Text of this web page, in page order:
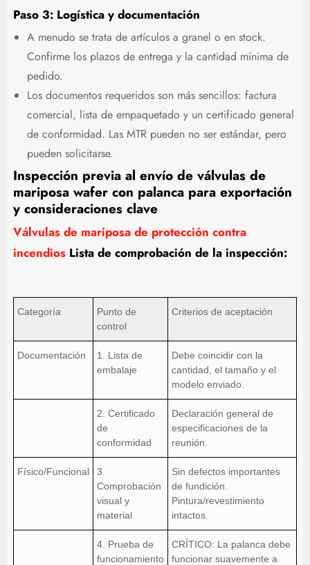
Paso 3: Logística y documentación
A menudo se trata de artículos a granel o en stock.
Confirme los plazos de entrega y la cantidad mínima de
pedido.
Los documentos requeridos son más sencillos: factura
comercial, lista de empaquetado y un certificado general
de conformidad. Las MTR pueden no ser estándar, pero
pueden solicitarse.
Inspección previa al envío de válvulas de
mariposa wafer con palanca para exportación
y consideraciones clave
Válvulas de mariposa de protección contra
incendiosLista de comprobación de la inspección:
Categoría
Punto de
control
Criterios de aceptación
Documentación
1. Lista de
embalaje
Debe coincidir con la
cantidad, el tamaño y el
modelo enviado.
2. Certificado
de
conformidad
Declaración general de
especificaciones de la
reunión.
Físico/Funcional
3.
Comprobación
visual y
material
Sin defectos importantes
de fundición.
Pintura/revestimiento
intactos.
4. Prueba de
funcionamiento
CRÍTICO: La palanca debe
funcionar suavemente a